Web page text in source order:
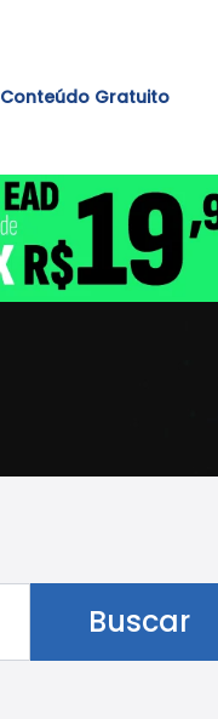
Conteúdo Gratuito
Buscar